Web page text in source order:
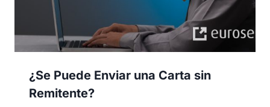
¿Se Puede Enviar una Carta sin
Remitente?